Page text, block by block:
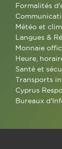
Formalités
Météo et
Langues &
Monnaie
Heure,
Santé et
Transports
Cyprus
Bureaux